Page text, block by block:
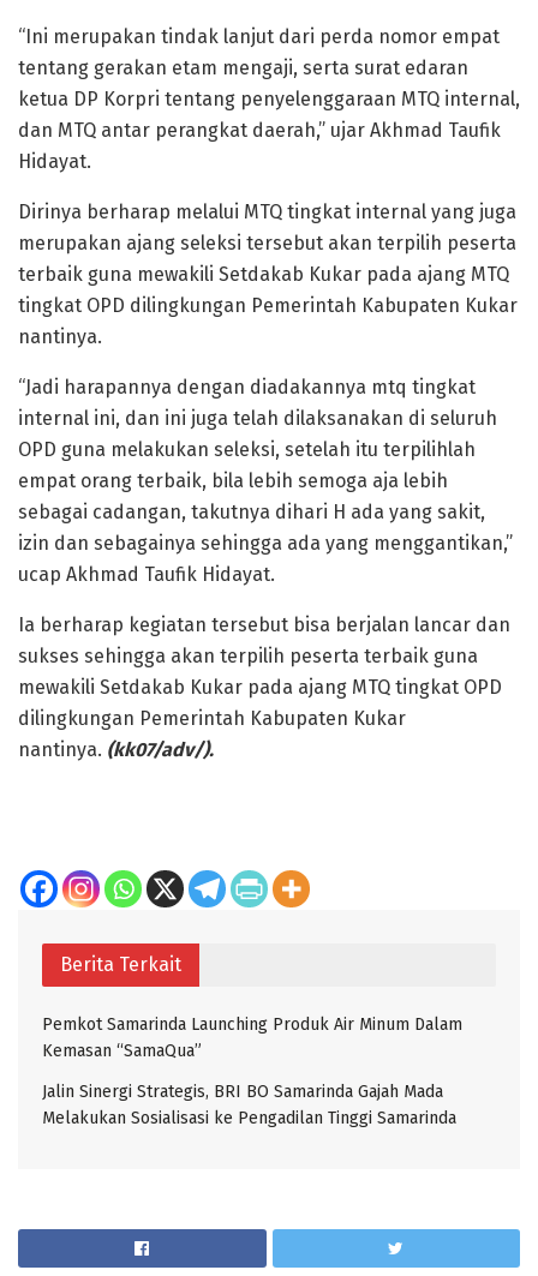
“Ini merupakan tindak lanjut dari perda nomor empat
tentang gerakan etam mengaji, serta surat edaran
ketua DP Korpri tentang penyelenggaraan MTQ internal,
dan MTQ antar perangkat daerah,” ujar Akhmad Taufik
Hidayat.
Dirinya berharap melalui MTQ tingkat internal yang juga
merupakan ajang seleksi tersebut akan terpilih peserta
terbaik guna mewakili Setdakab Kukar pada ajang MTQ
tingkat OPD dilingkungan Pemerintah Kabupaten Kukar
nantinya.
“Jadi harapannya dengan diadakannya mtq tingkat
internal ini, dan ini juga telah dilaksanakan di seluruh
OPD guna melakukan seleksi, setelah itu terpilihlah
empat orang terbaik, bila lebih semoga aja lebih
sebagai cadangan, takutnya dihari H ada yang sakit,
izin dan sebagainya sehingga ada yang menggantikan,”
ucap Akhmad Taufik Hidayat.
Ia berharap kegiatan tersebut bisa berjalan lancar dan
sukses sehingga akan terpilih peserta terbaik guna
mewakili Setdakab Kukar pada ajang MTQ tingkat OPD
dilingkungan Pemerintah Kabupaten Kukar
nantinya. (kk07/adv/).
Berita Terkait
Pemkot Samarinda Launching Produk Air Minum Dalam
Kemasan “SamaQua”
Jalin Sinergi Strategis, BRI BO Samarinda Gajah Mada
Melakukan Sosialisasi ke Pengadilan Tinggi Samarinda